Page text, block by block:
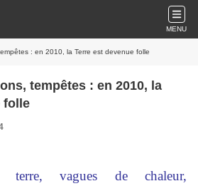
MENU
: en 2010, la Terre est devenue folle
tempêtes : en 2010, la
folle
terre, vagues de chaleur,